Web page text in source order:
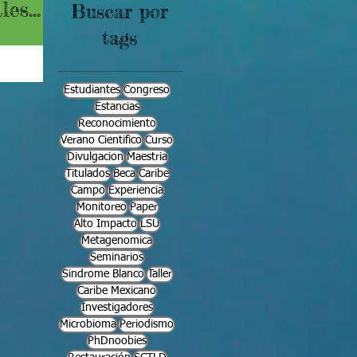
Buscar por
tags
Estudiantes Congreso
Estancias
Reconocimiento
Verano Cientifico Curso
Divulgacion Maestria
Titulados Beca Caribe
Campo Experiencia
Monitoreo Paper
Alto Impacto LSU
Metagenomica
Seminarios
Sindrome Blanco Taller
Caribe Mexicano
Investigadores
Microbioma Periodismo
PhDnoobies